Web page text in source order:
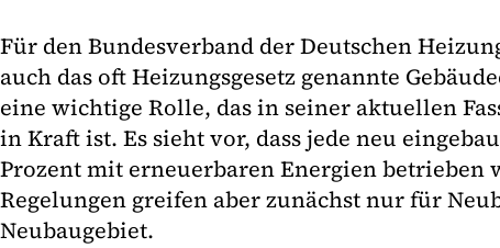
Für den Bundesverband der Deutschen
auch das oft Heizungsgesetz genannte
eine wichtige Rolle, das in seiner aktuellen
in Kraft ist. Es sieht vor, dass jede neu
Prozent mit erneuerbaren Energien betrieben
Regelungen greifen aber zunächst nur für
Neubaugebiet.